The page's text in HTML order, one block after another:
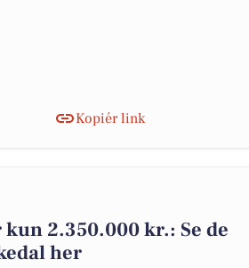
Kopiér link
2.350.000 kr.: Se de
her